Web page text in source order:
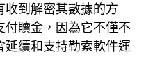
收到解密其數據的方
付贖金，因為它不僅不
延續和支持勒索軟件運